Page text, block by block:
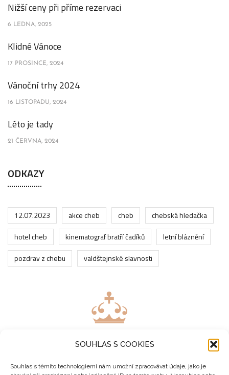
SOUHLAS S COOKIES
Souhlas s těmito technologiemi nám umožní zpracovávat údaje, jako je
Nižší ceny při příme rezervaci
6 LEDNA, 2025
Klidné Vánoce
17 PROSINCE, 2024
Vánoční trhy 2024
16 LISTOPADU, 2024
Léto je tady
21 ČERVNA, 2024
ODKAZY
12.07.2023 akce cheb cheb
chebská hledačka
hotel cheb
kinematograf bratří čadíků
letní bláznění
pozdrav z chebu
valdštejnské slavnosti